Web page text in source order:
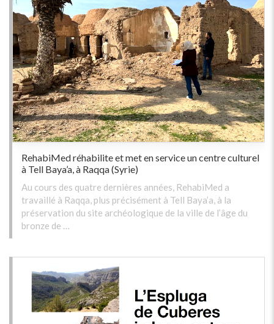
RehabiMed réhabilite et met en service un centre culturel
à Tell Baya’a, à Raqqa (Syrie)
Au cours des quatre dernières années, RehabiMed a
travaillé à Raqqa, plus précisément à Tell Baya’a, à la
préservation du site archéologique de la ville de l’âge du
bronze de …